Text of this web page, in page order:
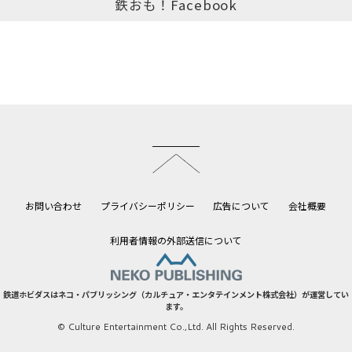
鉄おも！Facebook
お問い合わせ プライバシーポリシー 広告について 会社概要
利用者情報の外部送信について
鉄道ホビダスはネコ・パブリッシング（カルチュア・エンタテインメント株式会社）が運営してい
ます。
© Culture Entertainment Co.,Ltd. All Rights Reserved.